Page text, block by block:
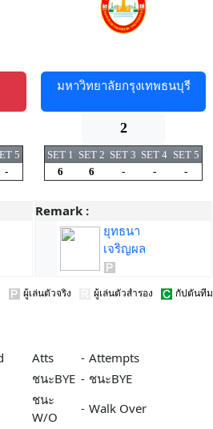
5
-
มหาวิทยาลัยกรุงเทพธนบุรี
2
SET 1 SET 2 SET 3 SET 4 SET 5
6
6 - - -
Remark :
ยุทธนา
เจริญผล
ผู้เล่นตัวจริง ผู้เล่นตัวสำรอง กัปตันทีม
Atts - Attempts
ชนะBYE - ชนะBYE
ชนะ
W/O
- Walk Over